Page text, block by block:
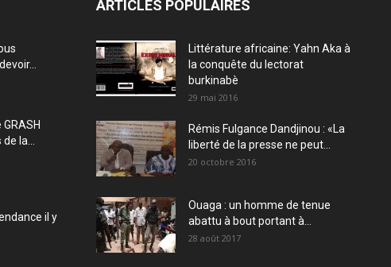
la...
il y
ARTICLES POPULAIRES
Littérature africaine: Yahn Aka à
la conquête du lectorat
burkinabè
29 mai 2016
Rémis Fulgance Dandjinou : «La
liberté de la presse ne peut...
20 octobre 2016
Ouaga : un homme de tenue
abattu à bout portant à...
28 août 2017